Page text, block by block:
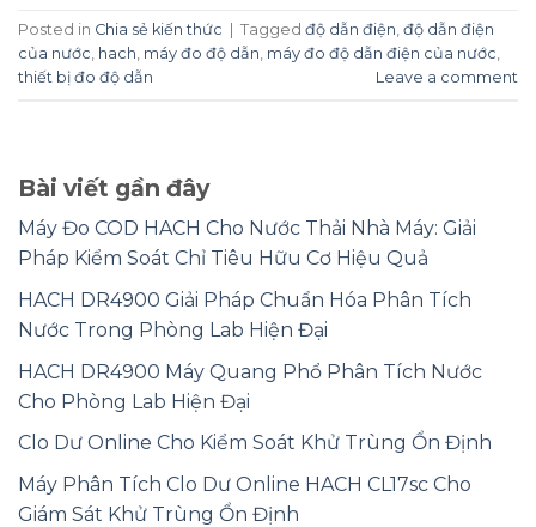
Posted in Chia sẻ kiến thức Tagged độ dẫn điện, độ dẫn điện
của nước, hach, máy đo độ dẫn, máy đo độ dẫn điện của nước,
thiết bị đo độ dẫn
Leave a comment
Bài viết gần đây
Máy Đo COD HACH Cho Nước Thải Nhà Máy: Giải
Pháp Kiểm Soát Chỉ Tiêu Hữu Cơ Hiệu Quả
HACH DR4900 Giải Pháp Chuẩn Hóa Phân Tích
Nước Trong Phòng Lab Hiện Đại
HACH DR4900 Máy Quang Phổ Phân Tích Nước
Cho Phòng Lab Hiện Đại
Clo Dư Online Cho Kiểm Soát Khử Trùng Ổn Định
Máy Phân Tích Clo Dư Online HACH CL17sc Cho
Giám Sát Khử Trùng Ổn Định